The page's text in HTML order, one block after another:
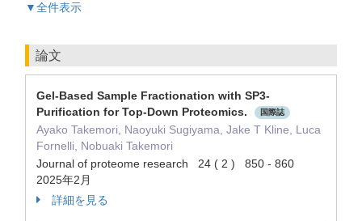
▼全件表示
論文
Gel-Based Sample Fractionation with SP3-
Purification for Top-Down Proteomics.
国際誌
Ayako Takemori, Naoyuki Sugiyama, Jake T Kline, Luca
Fornelli, Nobuaki Takemori
Journal of proteome research 24 ( 2 ) 850 - 860
2025年2月
詳細を見る